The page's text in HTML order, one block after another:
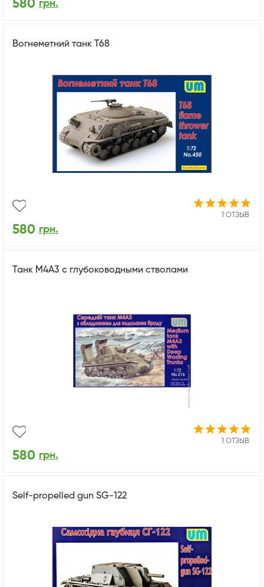
580 грн.
Вогнеметний танк Т68
1 ОТЗЫВ
580 грн.
Танк М4А3 с глубоководными стволами
1 ОТЗЫВ
580 грн.
Self-propelled gun SG-122